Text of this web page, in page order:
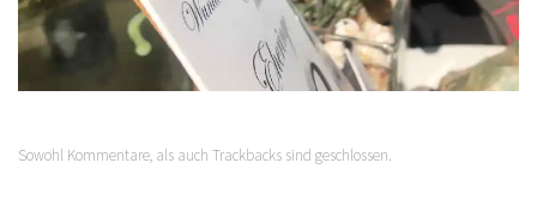
Sowohl Kommentare, als auch Trackbacks sind geschlossen.